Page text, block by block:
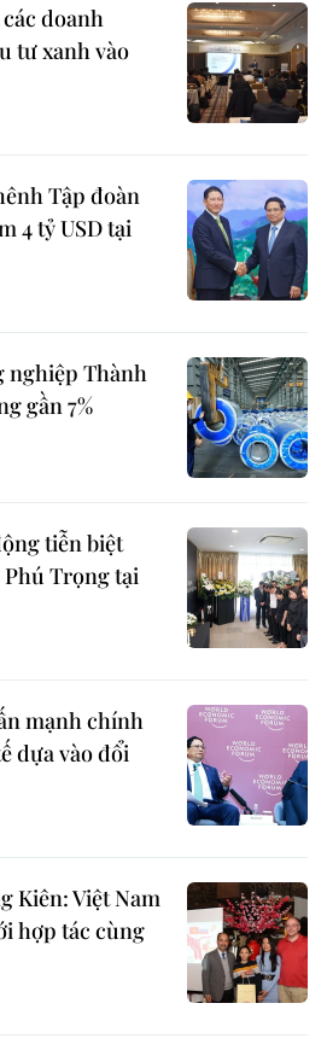
doanh
tư xanh vào
Tập đoàn
4 tỷ USD tại
nghiệp Thành
gần 7%
tiễn biệt
Trọng tại
mạnh chính
dựa vào đổi
Kiên: Việt Nam
hợp tác cùng